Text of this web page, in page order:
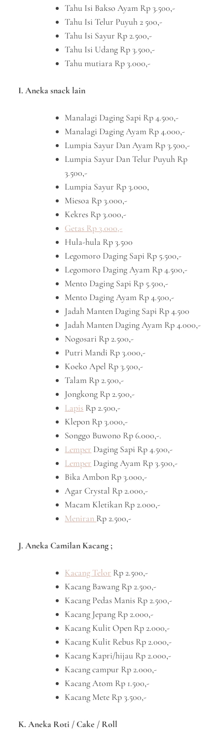
Tahu Isi Bakso Ayam Rp 3.500,-
Tahu Isi Telur Puyuh 2 500,-
Tahu Isi Sayur Rp 2.500,-
Tahu Isi Udang Rp 3.500,-
Tahu mutiara Rp 3.000,-
I. Aneka snack lain
Manalagi Daging Sapi Rp 4.500,-
Manalagi Daging Ayam Rp 4.000,-
Lumpia Sayur Dan Ayam Rp 3.500,-
Lumpia Sayur Dan Telur Puyuh Rp
3.500,-
Lumpia Sayur Rp 3.000,
Miesoa Rp 3.000,-
Kekres Rp 3.000,-
Getas Rp 3.000,-
Hula-hula Rp 3.500
Legomoro Daging Sapi Rp 5.500,-
Legomoro Daging Ayam Rp 4.500,-
Mento Daging Sapi Rp 5.500,-
Mento Daging Ayam Rp 4.500,-
Jadah Manten Daging Sapi Rp 4.500
Jadah Manten Daging Ayam Rp 4.000,-
Nogosari Rp 2.500,-
Putri Mandi Rp 3.000,-
Koeko Apel Rp 3.500,-
Talam Rp 2.500,-
Jongkong Rp 2.500,-
Lapis Rp 2.500,-
Klepon Rp 3.000,-
Songgo Buwono Rp 6.000,-.
Lemper Daging Sapi Rp 4.500,-
Lemper Daging Ayam Rp 3.500,-
Bika Ambon Rp 3.000,-
Agar Crystal Rp 2.000,-
Macam Kletikan Rp 2.000,-
Meniran Rp 2.500,-
J. Aneka Camilan Kacang ;
Kacang Telor Rp 2.500,-
Kacang Bawang Rp 2.500,-
Kacang Pedas Manis Rp 2.500,-
Kacang Jepang Rp 2.000,-
Kacang Kulit Open Rp 2.000,-
Kacang Kulit Rebus Rp 2.000,-
Kacang Kapri/hijau Rp 2.000,-
Kacang campur Rp 2.000,-
Kacang Atom Rp 1.500,-
Kacang Mete Rp 3.500,-
K. Aneka Roti / Cake / Roll